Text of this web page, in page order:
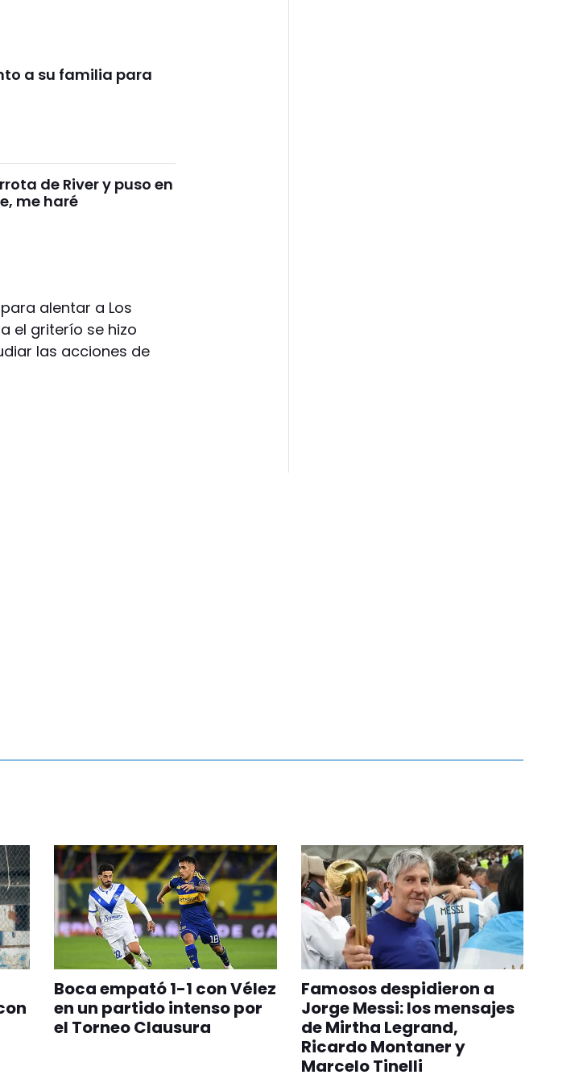
a su familia para
de River y puso en
me haré
alentar a Los
el griterío se hizo
las acciones de
Boca empató 1-1 con Vélez
en un partido intenso por
el Torneo Clausura
Famosos despidieron a
Jorge Messi: los mensajes
de Mirtha Legrand,
Ricardo Montaner y
Marcelo Tinelli